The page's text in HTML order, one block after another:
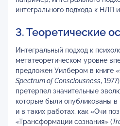
интегрального подхода к НЛП и
3. Теоретические
Интегральный подход к
метатеоретическом уровне
предложен Уилбером в книге
SpectrumofConsciousness,
претерпел значительные
которые были опубликованы в
и в таких работах, как «Очи
«Трансформации сознания» (